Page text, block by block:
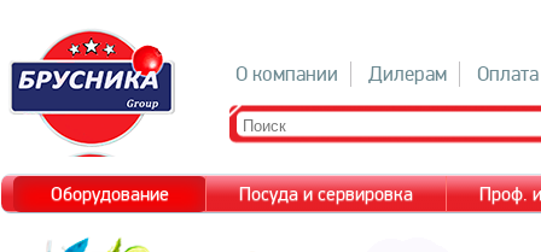
О компании Дилерам Оплата
Оборудование Посуда и сервировка Проф.